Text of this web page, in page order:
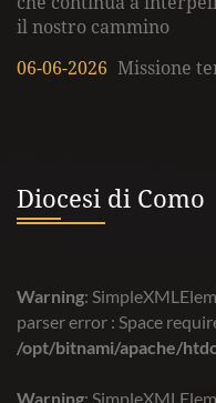
il nostro cammino
06-06-2026 Missione
Diocesi di Como
Warning:
parser error : Space
/opt/bitnami/apache/
Warning: